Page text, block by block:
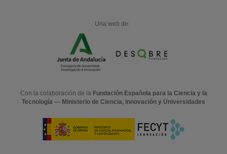
Una web de:
Con la colaboración de la Fundación Española para la Ciencia y la
Tecnología — Ministerio de Ciencia, Innovación y Universidades